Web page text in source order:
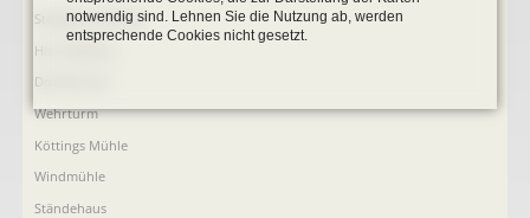
Stephanus-Kirche
Hist. Rathaus
Domitorium
Wehrturm
Köttings Mühle
Windmühle
Ständehaus
notwendig sind. Lehnen Sie die Nutzung ab, werden
entsprechende Cookies nicht gesetzt.